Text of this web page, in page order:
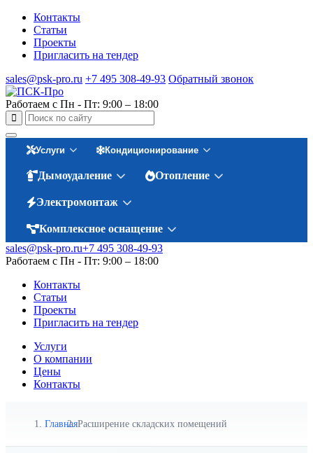
Контакты
Статьи
Проекты
Пригласить на тендер
sales@psk-pro.ru +7 495 308-49-93 Обратный звонок
Работаем с Пн - Пт: 9:00 – 18:00
Услуги Кондиционирование
Дымоудаление Отопление
Электромонтаж
Комплексное оснащение
sales@psk-pro.ru+7 495 308-49-93
Работаем с Пн - Пт: 9:00 – 18:00
Контакты
Статьи
Проекты
Пригласить на тендер
Услуги
О компании
Цены
Контакты
ГлавнаяРасширение складских помещений